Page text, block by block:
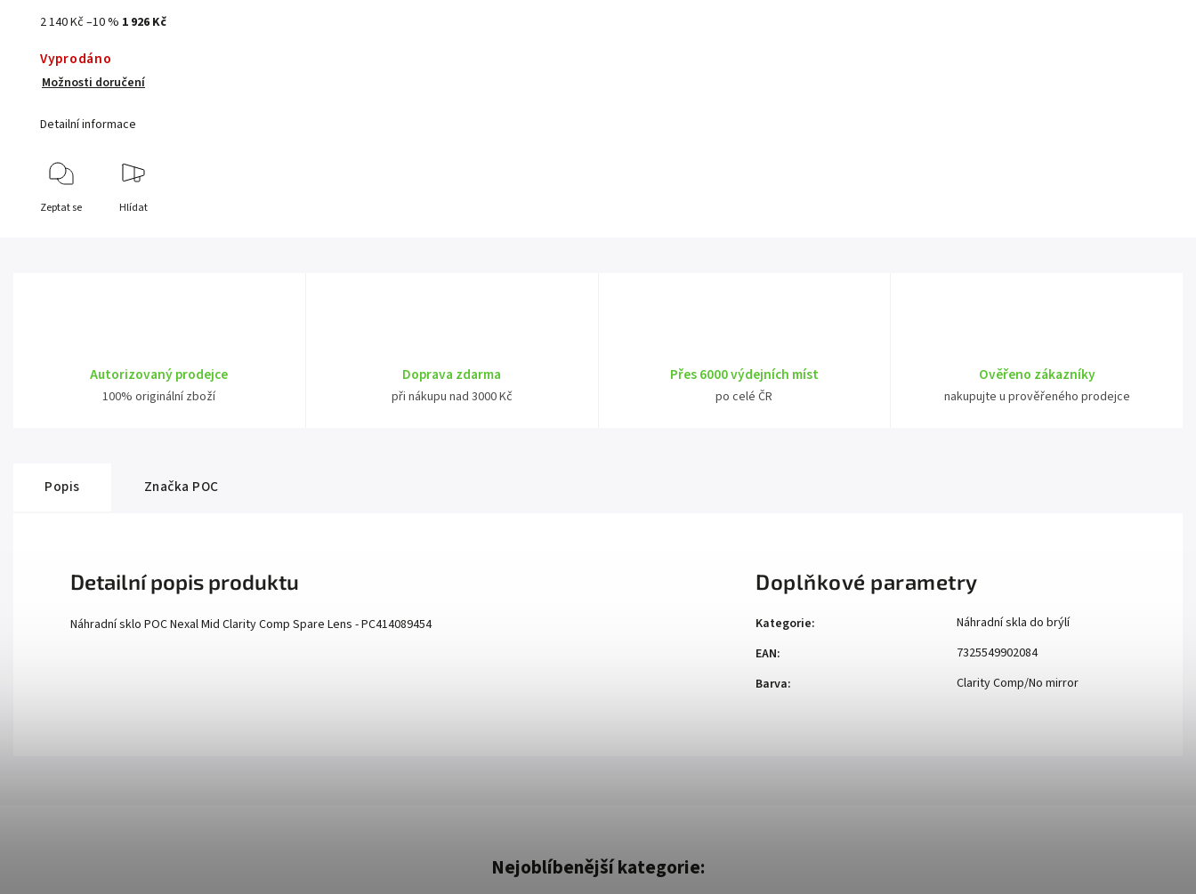
2 140 Kč–10 % 1 926 Kč
Vyprodáno
Možnosti doručení
Detailní informace
Zeptat se Hlídat
Autorizovaný prodejce
100% originální zboží
Doprava zdarma
při nákupu nad 3000 Kč
Přes 6000 výdejních míst
po celé ČR
Ověřeno zákazníky
nakupujte u prověřeného prodejce
Popis Značka POC
Detailní popis produktu
Náhradní sklo POC Nexal Mid Clarity Comp Spare Lens - PC414089454
Doplňkové parametry
Kategorie:
Náhradní skla do brýlí
EAN:
7325549902084
Barva: Clarity Comp/No mirror
Nejoblíbenější kategorie: